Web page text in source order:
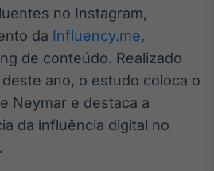
Datafeed
APIs para
integração de
conteúdos e
Broadcast
Ticker
no Instagram,
da Influency.me,
de conteúdo. Realizado
ano, o estudo coloca o
Neymar e destaca a
da influência digital no